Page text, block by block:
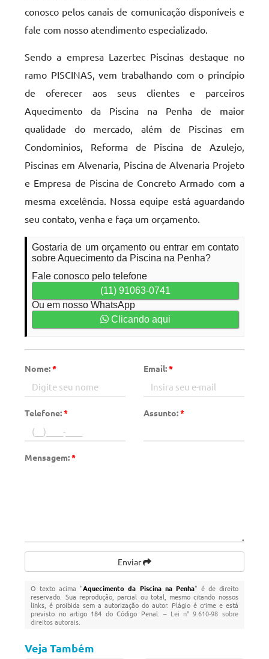
conosco pelos canais de comunicação disponíveis e
fale com nosso atendimento especializado.
Sendo a empresa Lazertec Piscinas destaque no
ramo PISCINAS, vem trabalhando com o princípio
de oferecer aos seus clientes e parceiros
Aquecimento da Piscina na Penha de maior
qualidade do mercado, além de Piscinas em
Condominios, Reforma de Piscina de Azulejo,
Piscinas em Alvenaria, Piscina de Alvenaria Projeto
e Empresa de Piscina de Concreto Armado com a
mesma excelência. Nossa equipe está aguardando
seu contato, venha e faça um orçamento.
Gostaria de um orçamento ou entrar em contato
sobre Aquecimento da Piscina na Penha?
Fale conosco pelo telefone
(11) 91063-0741
Ou em nosso WhatsApp
Clicando aqui
Nome:* Email:*
Telefone:* Assunto:*
Mensagem:*
Enviar
O texto acima "Aquecimento da Piscina na Penha" é de direito
reservado. Sua reprodução, parcial ou total, mesmo citando nossos
links, é proibida sem a autorização do autor. Plágio é crime e está
previsto no artigo 184 do Código Penal. – Lei n° 9.610-98 sobre
direitos autorais
Veja Também